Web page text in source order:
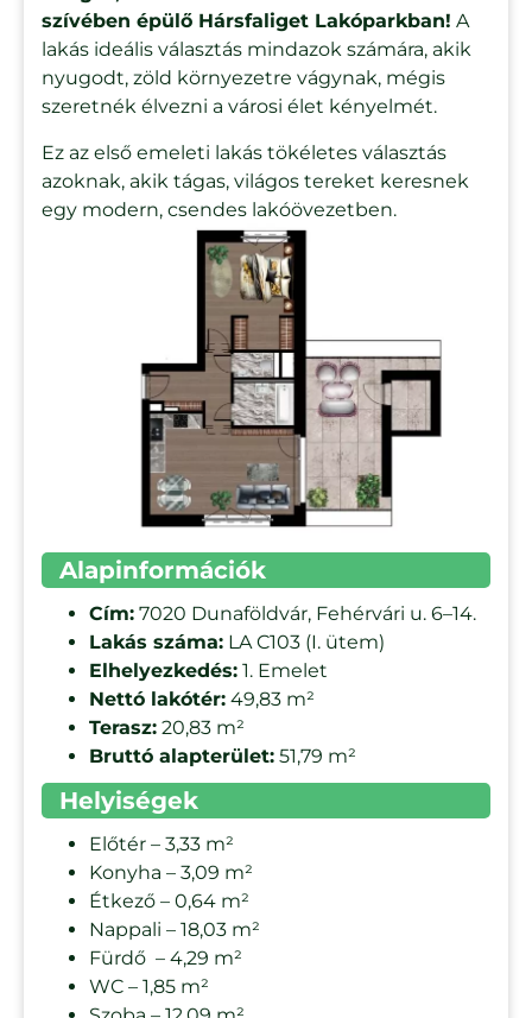
szívében épülő Hársfaliget Lakóparkban! A
lakás ideális választás mindazok számára, akik
nyugodt, zöld környezetre vágynak, mégis
szeretnék élvezni a városi élet kényelmét.
Ez az első emeleti lakás tökéletes választás
azoknak, akik tágas, világos tereket keresnek
egy modern, csendes lakóövezetben.
Alapinformációk
Cím: 7020 Dunaföldvár, Fehérvári u. 6–14.
Lakás száma: LA C103 (I. ütem)
Elhelyezkedés: 1. Emelet
Nettó lakótér: 49,83 m²
Terasz: 20,83 m²
Bruttó alapterület: 51,79 m²
Helyiségek
Előtér – 3,33 m²
Konyha – 3,09 m²
Étkező – 0,64 m²
Nappali – 18,03 m²
Fürdő – 4,29 m²
WC – 1,85 m²